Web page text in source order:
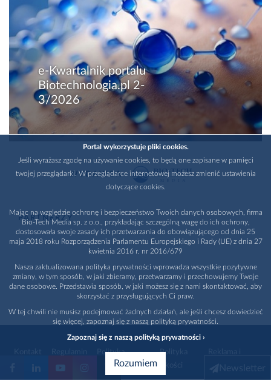
e-Kwartalnik portalu
Biotechnologia.pl 2-
3/2026
WYDAWCA
PARTNERZY
Polityka
prywatności
Polityka
promocja
Portal wykorzystuje pliki cookies.
Jeśli wyrażasz zgodę na używanie cookies, to będą one zapisane w pamięci
twojej przeglądarki. W przeglądarce internetowej możesz zmienić ustawienia
dotyczące cookies.
Mając na względzie ochronę i bezpieczeństwo Twoich danych osobowych, firma
Bio-Tech Media sp. z o.o., przykładając szczególną wagę do ich ochrony,
dostosowała swoje zasady ich przetwarzania do obowiązującego od dnia 25
maja 2018 roku Rozporządzenia Parlamentu Europejskiego i Rady (UE) z dnia 27
kwietnia 2016 r. nr 2016/679
Nasza zaktualizowana polityka prywatności wprowadza wszystkie pozytywne
zmiany, w tym sposób, w jaki zbieramy, przetwarzamy i przechowujemy Twoje
dane osobowe. Przedstawia sposób, w jaki możesz się z nami skontaktować, aby
skorzystać z przysługujących Ci praw.
W tej chwili nie musisz podejmować żadnych działań, ale jeśli chcesz dowiedzieć
się więcej, zapoznaj się z naszą polityką prywatności.
Zapoznaj się z naszą polityką prywatności ›
Rozumiem Newsletter